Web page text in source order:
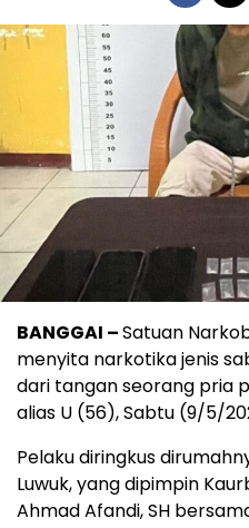
BANGGAI –Satuan
menyita narkotika jenis
dari tangan seorang pria
alias U (56), Sabtu (9/5/
Pelaku diringkus
Luwuk, yang dipimpin
Ahmad Afandi, SH